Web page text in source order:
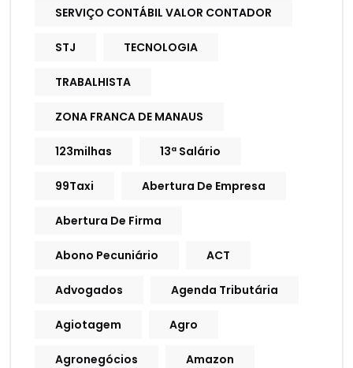
SERVIÇO CONTÁBIL VALOR CONTADOR
STJ TECNOLOGIA
TRABALHISTA
ZONA FRANCA DE MANAUS
123milhas 13ª Salário
99Taxi Abertura De Empresa
Abertura De Firma
Abono Pecuniário ACT
Advogados Agenda Tributária
Agiotagem Agro
Agronegócios Amazon